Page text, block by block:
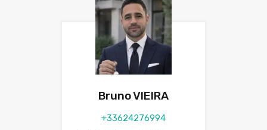
Bruno VIEIRA
+33624276994